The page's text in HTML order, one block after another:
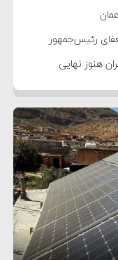
رئیس‌جمهور
هنوز نهایی
آماده حمله
همراهی با
برای پاسخ به
را صادر کرد
قرار گرفته و
خلع سلاح کامل
ایران؛ روایتی